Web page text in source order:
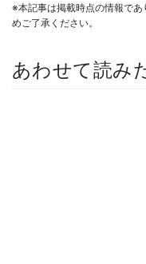
※本記事は掲載時点の情報で
めご了承ください。
あわせて読み